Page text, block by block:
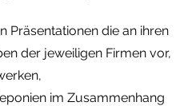
Präsentationen die an ihren
der jeweiligen Firmen vor,
im Zusammenhang